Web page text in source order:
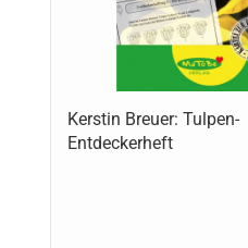
Kerstin Breuer: Tulpen-
Entdeckerheft